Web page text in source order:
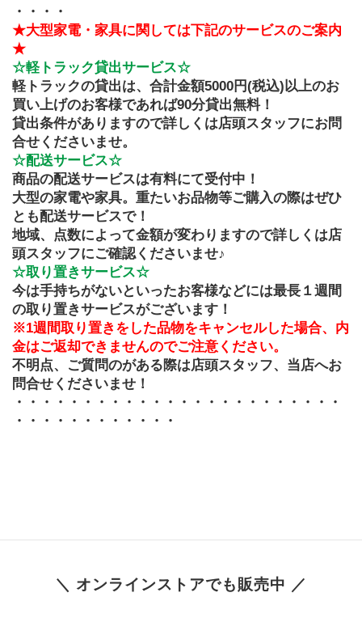
・・・・
★大型家電・家具に関しては下記のサービスのご案内
★
☆軽トラック貸出サービス☆
軽トラックの貸出は、合計金額5000円(税込)以上のお
買い上げのお客様であれば90分貸出無料！
貸出条件がありますので詳しくは店頭スタッフにお問
合せくださいませ。
☆配送サービス☆
商品の配送サービスは有料にて受付中！
大型の家電や家具。重たいお品物等ご購入の際はぜひ
とも配送サービスで！
地域、点数によって金額が変わりますので詳しくは店
頭スタッフにご確認くださいませ♪
☆取り置きサービス☆
今は手持ちがないといったお客様などには最長１週間
の取り置きサービスがございます！
※1週間取り置きをした品物をキャンセルした場合、内
金はご返却できませんのでご注意ください。
不明点、ご質問のがある際は店頭スタッフ、当店へお
問合せくださいませ！
・・・・・・・・・・・・・・・・・・・・・・・・
・・・・・・・・・・・・
＼ オンラインストアでも販売中 ／